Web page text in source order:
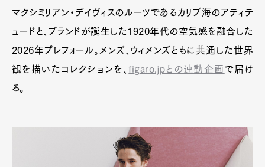
マクシミリアン・デイヴィスのルーツであるカリブ海のアティテ
ュードと、ブランドが誕生した1920年代の空気感を融合した
2026年プレフォール。メンズ、ウィメンズともに共通した世界
観を描いたコレクションを、figaro.jpとの連動企画 で届け
る。